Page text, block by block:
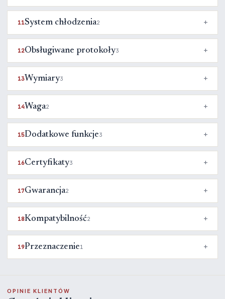
11System chłodzenia2
12Obsługiwane protokoły3
13Wymiary3
14Waga2
15Dodatkowe funkcje3
16Certyfikaty3
17Gwarancja2
18Kompatybilność2
19Przeznaczenie1
OPINIE KLIENTÓW